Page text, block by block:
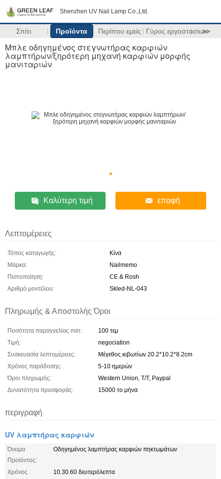
Shenzhen UV Nail Lamp Co.,Ltd.
Σπίτι Προϊόντα Περίπου εμείς Γύρος εργοστασίων
>>
Μπλε οδηγημένος στεγνωτήρας καρφιών
λαμπτήρων/ξηρότερη μηχανή καρφιών μορφής
μανιταριών
Καλύτερη τιμή επαφή
Λεπτομέρειες
Τόπος καταγωγής:
Κίνα
Μάρκα:
Nailmemo
Πιστοποίηση:
CE & Rosh
Αριθμό μοντέλου:
Skled-NL-043
Πληρωμής & Αποστολής Όροι
Ποσότητα παραγγελίας min:
100 τεμ
Τιμή:
negociation
Συσκευασία λεπτομέρειες:
Μέγεθος κιβωτίων 20.2*10.2*8.2cm
Χρόνος παράδοσης:
5-10 ημερών
Όροι πληρωμής:
Western Union, T/T, Paypal
Δυνατότητα προσφοράς:
15000 το μήνα
περιγραφή
UV λαμπτήρας καρφιών
Όνομα
Προϊόντος:
Οδηγημένος λαμπτήρας καρφιών πηκτωμάτων
Χρόνος
10.30.60 δευτερόλεπτα